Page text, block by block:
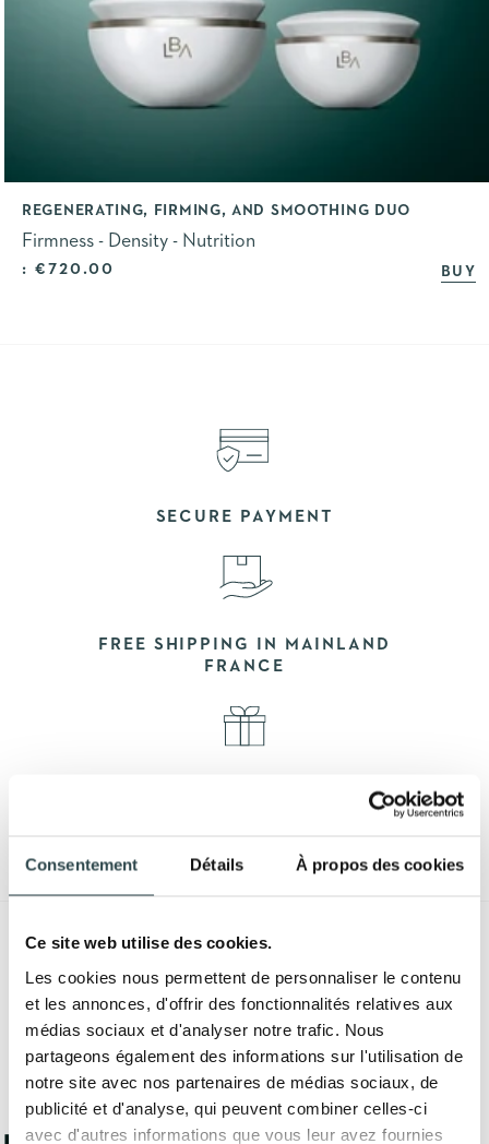
Consentement Détails À propos des cookies
Ce site web utilise des cookies.
Les cookies nous permettent de personnaliser le contenu
et les annonces, d'offrir des fonctionnalités relatives aux
médias sociaux et d'analyser notre trafic. Nous
partageons également des informations sur l'utilisation de
notre site avec nos partenaires de médias sociaux, de
publicité et d'analyse, qui peuvent combiner celles-ci
avec d'autres informations que vous leur avez fournies
REGENERATING, FIRMING, AND SMOOTHING DUO
Firmness - Density - Nutrition
Selling price
: €720.00 BUY
SECURE PAYMENT
FREE SHIPPING IN MAINLAND
FRANCE